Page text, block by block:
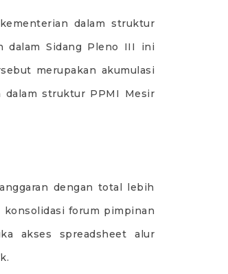
dalam struktur
dalam Sidang Pleno III ini
merupakan akumulasi
dalam struktur PPMI Mesir
dengan total lebih
forum pimpinan
akses spreadsheet alur